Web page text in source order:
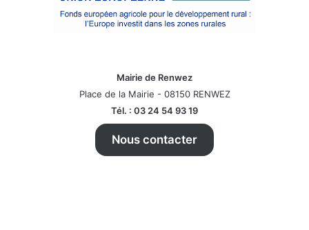
Mairie de Renwez
Place de la Mairie - 08150 RENWEZ
Tél. : 03 24 54 93 19
Nous contacter